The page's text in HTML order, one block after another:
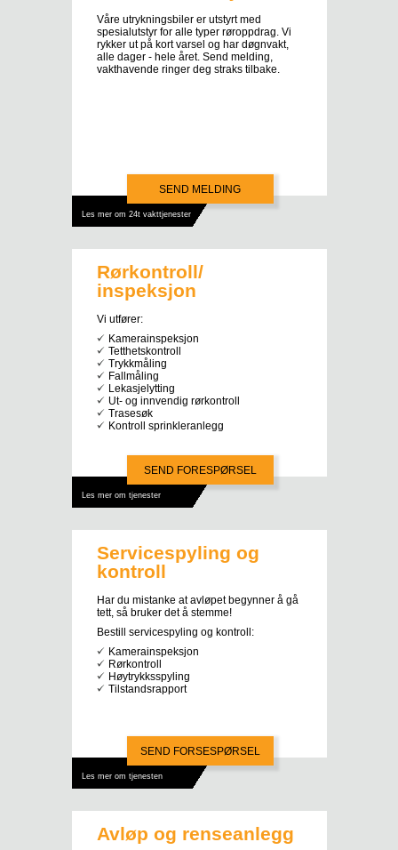
Våre utrykningsbiler er utstyrt med
spesialutstyr for alle typer røroppdrag. Vi
rykker ut på kort varsel og har døgnvakt,
alle dager - hele året. Send melding,
vakthavende ringer deg straks tilbake.
SEND MELDING
Les mer om 24t vakttjenester
Rørkontroll/
inspeksjon
Vi utfører:
Kamerainspeksjon
Tetthetskontroll
Trykkmåling
Fallmåling
Lekasjelytting
Ut- og innvendig rørkontroll
Trasesøk
Kontroll sprinkleranlegg
SEND FORESPØRSEL
Les mer om tjenester
Servicespyling og
kontroll
Har du mistanke at avløpet begynner å gå
tett, så bruker det å stemme!
Bestill servicespyling og kontroll:
Kamerainspeksjon
Rørkontroll
Høytrykksspyling
Tilstandsrapport
SEND FORSESPØRSEL
Les mer om tjenesten
Avløp og renseanlegg